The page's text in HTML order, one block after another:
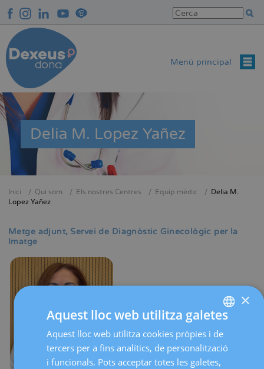
contingut
Menú principal
Delia M. Lopez Yañez
Fil
Inici Qui som Els nostres Centres Equip mèdic
Delia M.
Lopez Yañez
Metge adjunt Servei de Diagnòstic Ginecològic per la
Imatge
SPANISH
CATALÀ
×
Aquest lloc web utilitza galetes
Aquest lloc web utilitza cookies pròpies i de
tercers per a fins analítics, de personalització
i funcionals. Pots acceptar totes les galetes,